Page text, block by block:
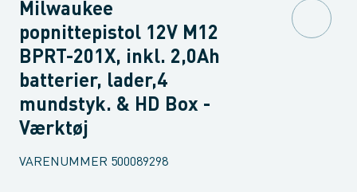
Milwaukee
popnittepistol 12V M12
BPRT-201X, inkl. 2,0Ah
batterier, lader,4
mundstyk. & HD Box -
Værktøj
VARENUMMER 500089298